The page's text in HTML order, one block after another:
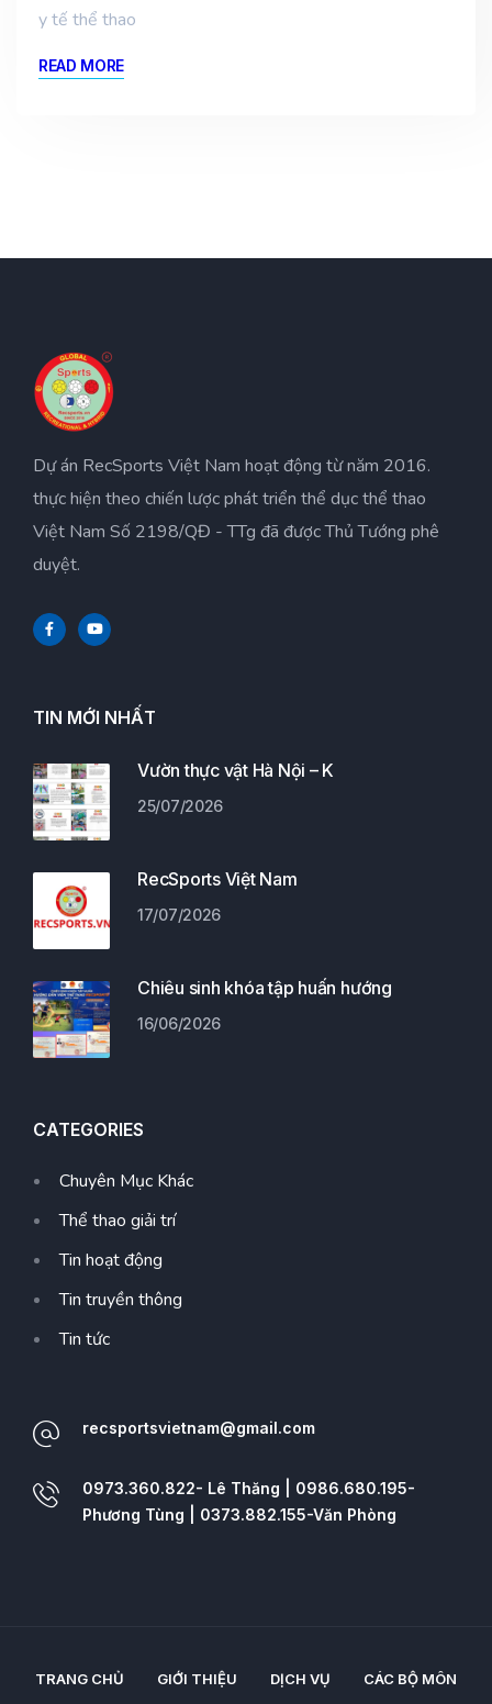
y tế thể thao
READ MORE
Dự án RecSports Việt Nam hoạt động từ năm 2016.
thực hiện theo chiến lược phát triển thể dục thể thao
Việt Nam Số 2198/QĐ - TTg đã được Thủ Tướng phê
duyệt.
TIN MỚI NHẤT
Vườn thực vật Hà Nội – K
25/07/2026
RecSports Việt Nam
17/07/2026
Chiêu sinh khóa tập huấn hướng
16/06/2026
CATEGORIES
Chuyên Mục Khác
Thể thao giải trí
Tin hoạt động
Tin truyền thông
Tin tức
recsportsvietnam@gmail.com
0973.360.822- Lê Thăng | 0986.680.195-
Phương Tùng | 0373.882.155-Văn Phòng
TRANG CHỦ GIỚI THIỆU DỊCH VỤ CÁC BỘ MÔN